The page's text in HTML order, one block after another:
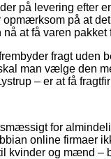
på levering efter
på at det
at få varen
fragt uden
man vælge den
– er at få
for
online firmaer
kvinder og mænd –